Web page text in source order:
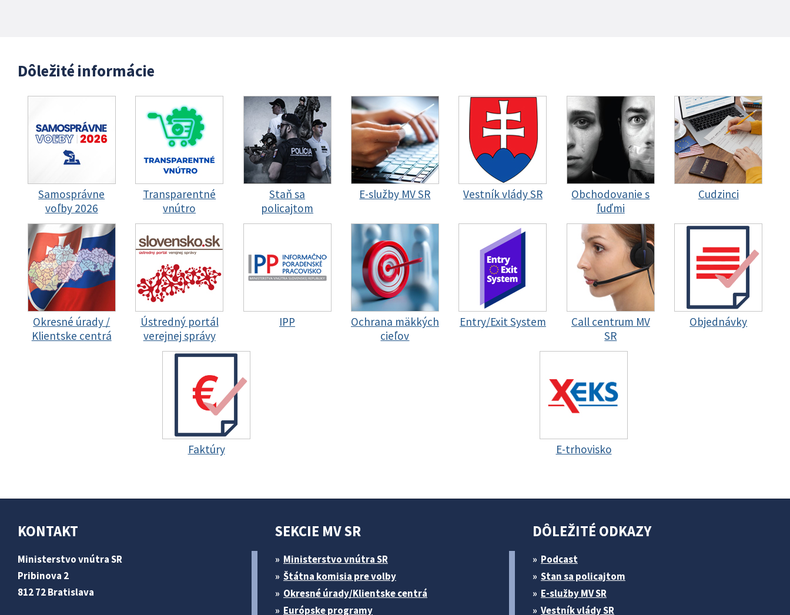
Dôležité informácie
Samosprávne
voľby 2026
Transparentné
vnútro
Staň sa
policajtom
E-služby MV SR Vestník vlády SR
Obchodovanie s
ľuďmi
Cudzinci
Okresné úrady /
Klientske centrá
Ústredný portál
verejnej správy
IPP
Ochrana mäkkých
cieľov
Entry/Exit System
Call centrum MV
SR
Objednávky
Faktúry E-trhovisko
KONTAKT
Ministerstvo vnútra SR
Pribinova 2
812 72 Bratislava
SEKCIE MV SR
Ministerstvo vnútra SR
Štátna komisia pre volby
Okresné úrady/Klientske centrá
Európske programy
DÔLEŽITÉ ODKAZY
Podcast
Stan sa policajtom
E-služby MV SR
Vestník vlády SR